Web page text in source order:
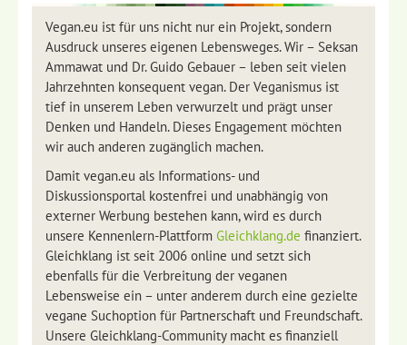
Vegan.eu ist für uns nicht nur ein Projekt, sondern
Ausdruck unseres eigenen Lebensweges. Wir – Seksan
Ammawat und Dr. Guido Gebauer – leben seit vielen
Jahrzehnten konsequent vegan. Der Veganismus ist
tief in unserem Leben verwurzelt und prägt unser
Denken und Handeln. Dieses Engagement möchten
wir auch anderen zugänglich machen.
Damit vegan.eu als Informations- und
Diskussionsportal kostenfrei und unabhängig von
externer Werbung bestehen kann, wird es durch
unsere Kennenlern-Plattform Gleichklang.de finanziert.
Gleichklang ist seit 2006 online und setzt sich
ebenfalls für die Verbreitung der veganen
Lebensweise ein – unter anderem durch eine gezielte
vegane Suchoption für Partnerschaft und Freundschaft.
Unsere Gleichklang-Community macht es finanziell